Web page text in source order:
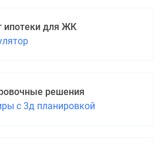
ипотеки для ЖК
решения
с 3д планировкой